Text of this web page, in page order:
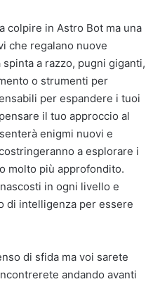
a colpire in Astro Bot ma una
che regalano nuove
a razzo, pugni giganti,
o strumenti per
per espandere i tuoi
il tuo approccio al
enigmi nuovi e
a esplorare i
molto più approfondito.
in ogni livello e
di intelligenza per essere
di sfida ma voi sarete
andando avanti